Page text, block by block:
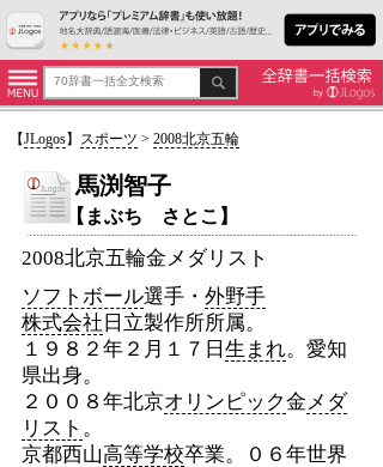
【JLogos】 スポーツ > 2008北京五輪
馬渕智子
【まぶち さとこ】
2008北京五輪金メダリスト
ソフトボール選手・ 外野手
株式会社 日立製作所所属。
１９８２年２月１７日 生まれ。愛知
県出身。
２００８年北京オリンピック金メダ
リスト 。
京都西山高等学校卒業。０６年世界